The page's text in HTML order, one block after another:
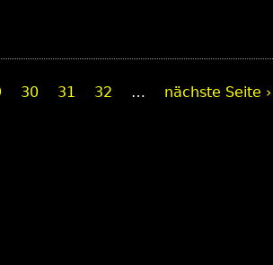
30 31 32 … nächste Seite ›